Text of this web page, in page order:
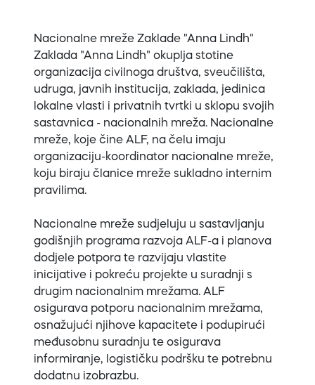
Nacionalne mreže Zaklade "Anna Lindh"
Zaklada "Anna Lindh" okuplja stotine
organizacija civilnoga društva, sveučilišta,
udruga, javnih institucija, zaklada, jedinica
lokalne vlasti i privatnih tvrtki u sklopu svojih
sastavnica - nacionalnih mreža. Nacionalne
mreže, koje čine ALF, na čelu imaju
organizaciju-koordinator nacionalne mreže,
koju biraju članice mreže sukladno internim
pravilima.
Nacionalne mreže sudjeluju u sastavljanju
godišnjih programa razvoja ALF-a i planova
dodjele potpora te razvijaju vlastite
inicijative i pokreću projekte u suradnji s
drugim nacionalnim mrežama. ALF
osigurava potporu nacionalnim mrežama,
osnažujući njihove kapacitete i podupirući
međusobnu suradnju te osigurava
informiranje, logističku podršku te potrebnu
dodatnu izobrazbu.